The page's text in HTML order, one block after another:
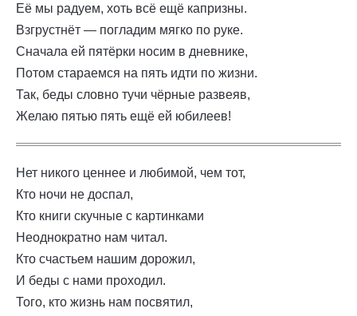
Её мы радуем, хоть всё ещё капризны.
Взгрустнёт — погладим мягко по руке.
Сначала ей пятёрки носим в дневнике,
Потом стараемся на пять идти по жизни.
Так, беды словно тучи чёрные развеяв,
Желаю пятью пять ещё ей юбилеев!
Нет никого ценнее и любимой, чем тот,
Кто ночи не доспал,
Кто книги скучные с картинками
Неоднократно нам читал.
Кто счастьем нашим дорожил,
И беды с нами проходил.
Того, кто жизнь нам посвятил,